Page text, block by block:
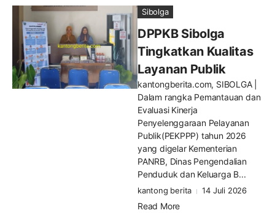
Sibolga
DPPKB Sibolga
Tingkatkan Kualitas
Layanan Publik
kantongberita.com, SIBOLGA |
Dalam rangka Pemantauan dan
Evaluasi Kinerja
Penyelenggaraan Pelayanan
Publik(PEKPPP) tahun 2026
yang digelar Kementerian
PANRB, Dinas Pengendalian
Penduduk dan Keluarga B...
kantong berita 14 Juli 2026
Read More